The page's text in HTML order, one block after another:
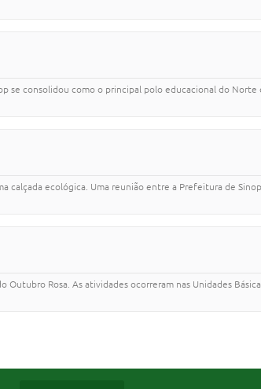
consolidou como o principal polo educacional do Norte
calçada ecológica. Uma reunião entre a Prefeitura de
Rosa. As atividades ocorreram nas Unidades